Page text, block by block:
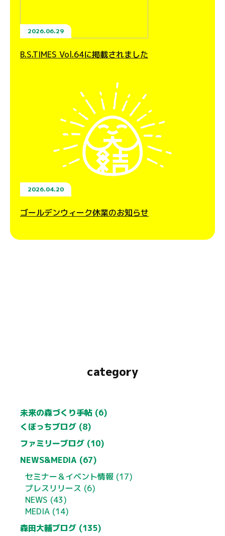
2026.06.29
B.S.TIMES Vol.64に掲載されました
2026.04.20
ゴールデンウィーク休業のお知らせ
category
未来の森づくり手帖 (6)
くぼっちブログ (8)
ファミリーブログ (10)
NEWS&MEDIA (67)
セミナー＆イベント情報 (17)
プレスリリース (6)
NEWS (43)
MEDIA (14)
森田大輔ブログ (135)